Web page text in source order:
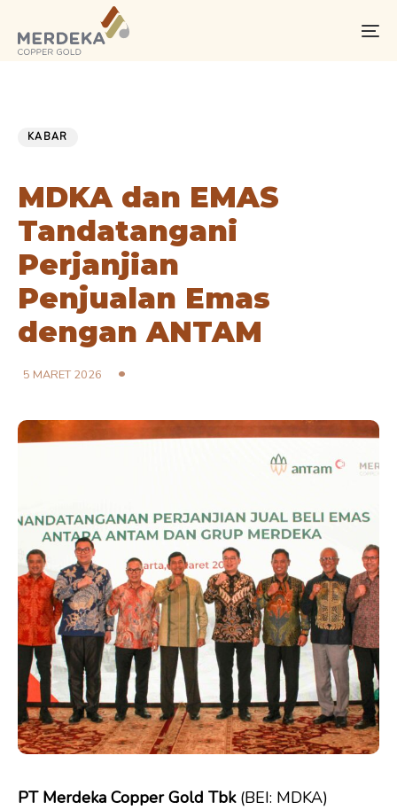
links
primary
KABAR
MDKA dan EMAS
Tandatangani
Perjanjian
Penjualan Emas
dengan ANTAM
5 MARET 2026
PT Merdeka Copper Gold Tbk(BEI: MDKA)